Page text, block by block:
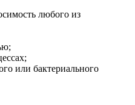
любого из
или бактериального